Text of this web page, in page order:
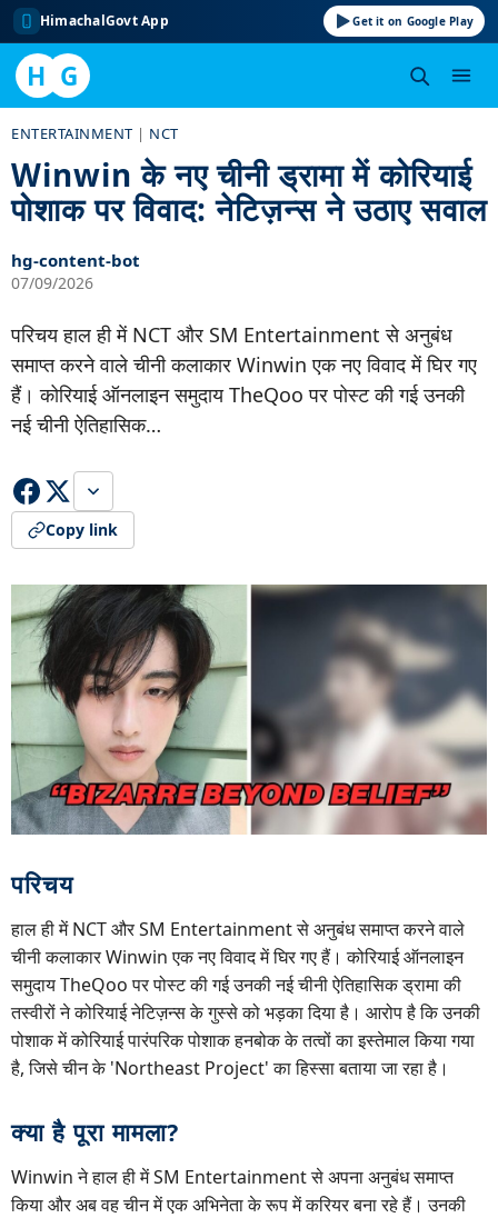
HimachalGovt App Get it on Google Play
H G
content
ENTERTAINMENT | NCT
Winwin के नए चीनी ड्रामा में कोरियाई
पोशाक पर विवाद: नेटिज़न्स ने उठाए सवाल
hg-content-bot
07/09/2026
परिचय हाल ही में NCT और SM Entertainment से अनुबंध
समाप्त करने वाले चीनी कलाकार Winwin एक नए विवाद में घिर गए
हैं। कोरियाई ऑनलाइन समुदाय TheQoo पर पोस्ट की गई उनकी
नई चीनी ऐतिहासिक…
Copy link
परिचय
हाल ही में NCT और SM Entertainment से अनुबंध समाप्त करने वाले
चीनी कलाकार Winwin एक नए विवाद में घिर गए हैं। कोरियाई ऑनलाइन
समुदाय TheQoo पर पोस्ट की गई उनकी नई चीनी ऐतिहासिक ड्रामा की
तस्वीरों ने कोरियाई नेटिज़न्स के गुस्से को भड़का दिया है। आरोप है कि उनकी
पोशाक में कोरियाई पारंपरिक पोशाक हनबोक के तत्वों का इस्तेमाल किया गया
है, जिसे चीन के 'Northeast Project' का हिस्सा बताया जा रहा है।
क्या है पूरा मामला?
Winwin ने हाल ही में SM Entertainment से अपना अनुबंध समाप्त
किया और अब वह चीन में एक अभिनेता के रूप में करियर बना रहे हैं। उनकी